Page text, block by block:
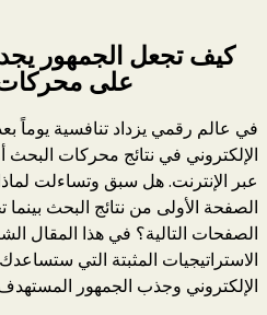
كيف تجعل الجمهور
على
في عالم رقمي يزداد تنافسية يوماً
الإلكتروني في نتائج محركات البحث
عبر الإنترنت. هل سبق وتساءلت
الصفحة الأولى من نتائج البحث
الصفحات التالية؟ في هذا المقال
الاستراتيجيات المثبتة التي
الإلكتروني وجذب الجمهور